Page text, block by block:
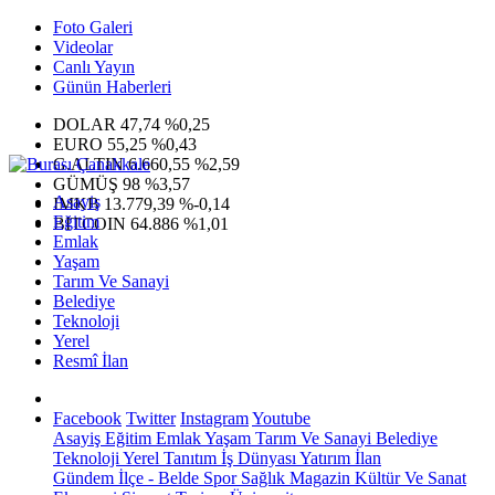
Foto Galeri
Videolar
Canlı Yayın
Günün Haberleri
DOLAR 47,74 %0,25
EURO 55,25 %0,43
G.ALTIN6.660,55 %2,59
GÜMÜŞ 98 %3,57
IMKB 13.779,39 %-0,14
BITCOIN 64.886 %1,01
Asayiş
Eğitim
Emlak
Yaşam
Tarım Ve Sanayi
Belediye
Teknoloji
Yerel
Resmî İlan
Facebook Twitter InstagramYoutube
Asayiş Eğitim EmlakYaşam Tarım Ve Sanayi Belediye
Teknoloji Yerel Tanıtım İş Dünyası Yatırım İlan
Gündem İlçe - Belde SporSağlık Magazin Kültür Ve Sanat